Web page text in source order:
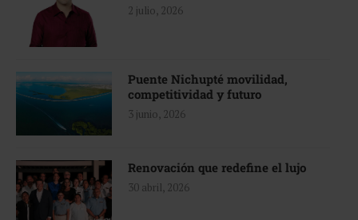
2 julio, 2026
Puente Nichupté movilidad,
competitividad y futuro
3 junio, 2026
Renovación que redefine el lujo
30 abril, 2026